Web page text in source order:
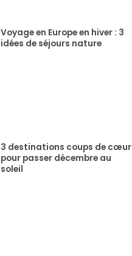
Voyage en Europe en hiver : 3
idées de séjours nature
3 destinations coups de cœur
pour passer décembre au
soleil